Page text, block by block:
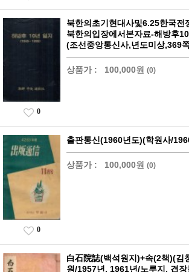
북한의초기현대사및6.25한국전
북한의입장에서본자료-해방후
(조선중앙통신사,년도미상,369
상품가 : 100,000원 (0)
0
출판통신(1960년도)(학원사/
상품가 : 100,000원 (0)
0
白石院誌(백석원지)+속(2책)(김
원/1957년, 1961년/노루지, 겹